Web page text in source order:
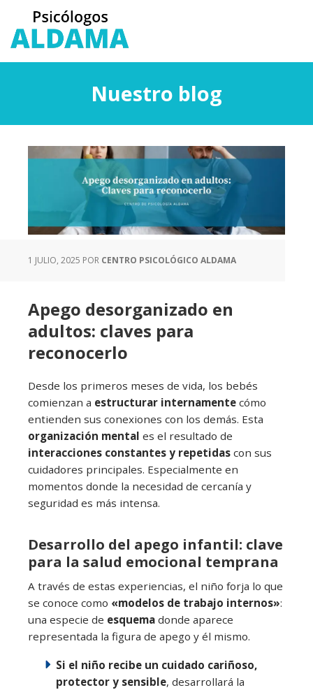
contenido
principal
barra
Nuestro blog
1 JULIO, 2025 POR CENTRO PSICOLÓGICO ALDAMA
Apego desorganizado en
adultos: claves para
reconocerlo
Desde los primeros meses de vida, los bebés
comienzan a estructurar internamente cómo
entienden sus conexiones con los demás. Esta
organización mental es el resultado de
interacciones constantes y repetidas con sus
cuidadores principales. Especialmente en
momentos donde la necesidad de cercanía y
seguridad es más intensa.
Desarrollo del apego infantil: clave
para la salud emocional temprana
A través de estas experiencias, el niño forja lo que
se conoce como «modelos de trabajo internos»:
una especie de esquema donde aparece
representada la figura de apego y él mismo.
Si el niño recibe un cuidado cariñoso,
protector y sensible, desarrollará la